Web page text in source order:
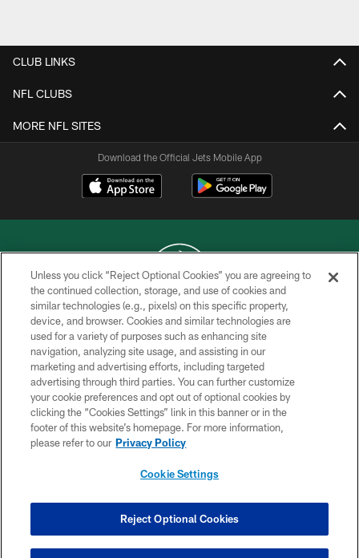
CLUB LINKS
NFL CLUBS
MORE NFL SITES
Download the Official Jets Mobile App
COPYRIGHT © 2026 NEW YORK JETS
PRIVACY POLICY
ACCESSIBILITY
CONTACT US
TERMS OF USE
SITE MAP
COOKIE SETTINGS
Unless you click “Reject Optional Cookies” you are agreeing to
the continued collection, storage, and use of cookies and
similar technologies (e.g., pixels) on this specific property,
device, and browser. Cookies and similar technologies are
used for a variety of purposes such as enhancing site
navigation, analyzing site usage, and assisting in our
marketing and advertising efforts, including targeted
advertising through third parties. You can further customize
your cookie preferences and opt out of optional cookies by
clicking the “Cookies Settings” link in this banner or in the
footer of this website’s homepage. For more information,
please refer to our Privacy Policy
Cookie Settings
Reject Optional Cookies